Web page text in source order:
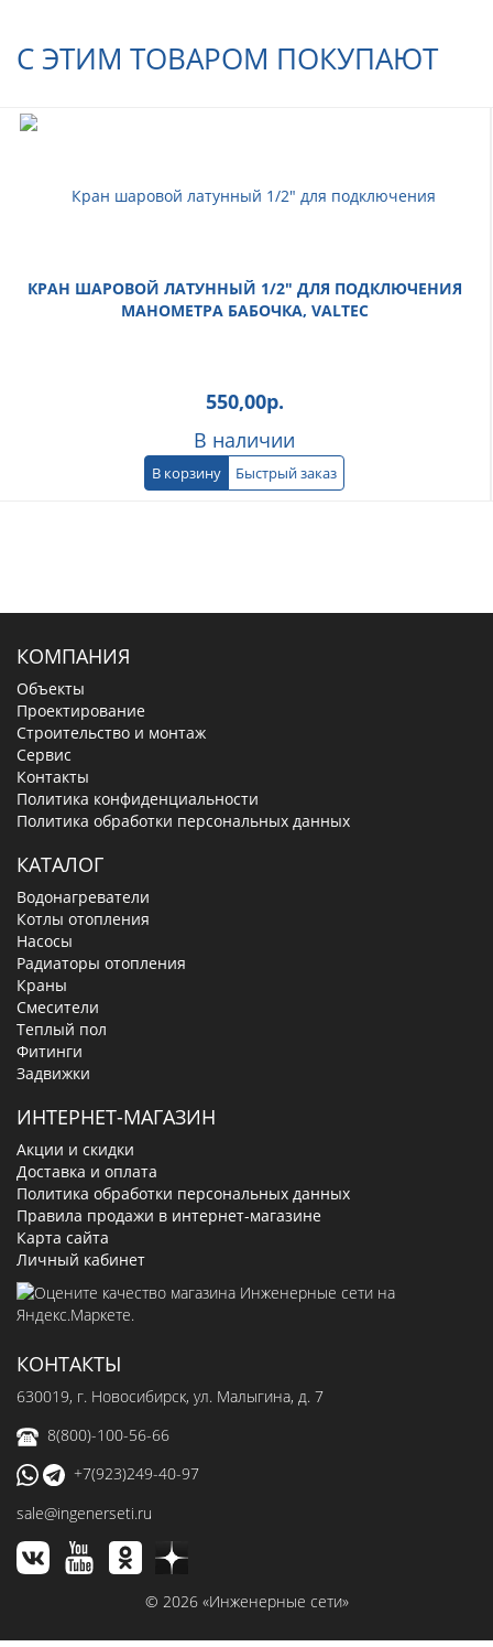
С ЭТИМ ТОВАРОМ ПОКУПАЮТ
КРАН ШАРОВОЙ ЛАТУННЫЙ 1/2" ДЛЯ ПОДКЛЮЧЕНИЯ
МАНОМЕТРА БАБОЧКА, VALTEC
550,00р.
В наличии
В корзину Быстрый заказ
КОМПАНИЯ
Объекты
Проектирование
Строительство и монтаж
Сервис
Контакты
Политика конфиденциальности
Политика обработки персональных данных
КАТАЛОГ
Водонагреватели
Котлы отопления
Насосы
Радиаторы отопления
Краны
Смесители
Теплый пол
Фитинги
Задвижки
ИНТЕРНЕТ-МАГАЗИН
Акции и скидки
Доставка и оплата
Политика обработки персональных данных
Правила продажи в интернет-магазине
Карта сайта
Личный кабинет
КОНТАКТЫ
630019, г. Новосибирск, ул. Малыгина, д. 7
8(800)-100-56-66
+7(923)249-40-97
sale@ingenerseti.ru
© 2026 «Инженерные сети»